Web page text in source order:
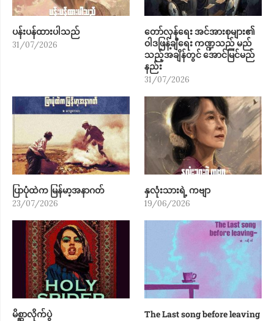
ပန်းပန်ထားပါသည်
31/07/2026
တော်လှန်ရေး အင်အားစုများ၏
ဝါဒဖြန့်ချီရေး ကဏ္ဍသည် မည်
သည့်အချိန်တွင် အောင်မြင်မည်
နည်း
31/07/2026
ပြာပုံထဲက မြန်မာ့အနာဂတ်
23/07/2026
နှလုံးသားရဲ့ ကဗျာ
19/06/2026
မိစ္ဆာလိုက်ပွဲ The Last song before leaving